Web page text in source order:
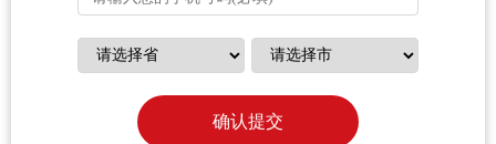
确认提交